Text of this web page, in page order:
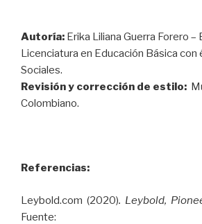
Autoría: Erika Liliana Guerra Forero
Licenciatura en Educación Básica con
Sociales.
Revisión y corrección de estilo:
Colombiano.
Referencias:
Leybold.com (2020). Leybold,
Fuente: